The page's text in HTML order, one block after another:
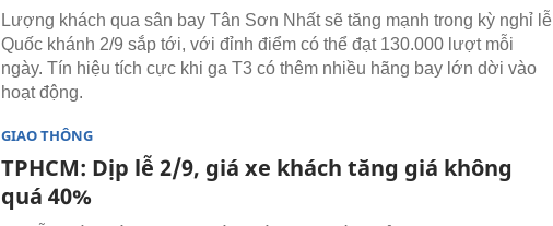
Lượng khách qua sân bay Tân Sơn Nhất sẽ tăng mạnh trong kỳ nghỉ lễ
Quốc khánh 2/9 sắp tới, với đỉnh điểm có thể đạt 130.000 lượt mỗi
ngày. Tín hiệu tích cực khi ga T3 có thêm nhiều hãng bay lớn dời vào
hoạt động.
GIAO THÔNG
TPHCM: Dịp lễ 2/9, giá xe khách tăng giá không
quá 40%